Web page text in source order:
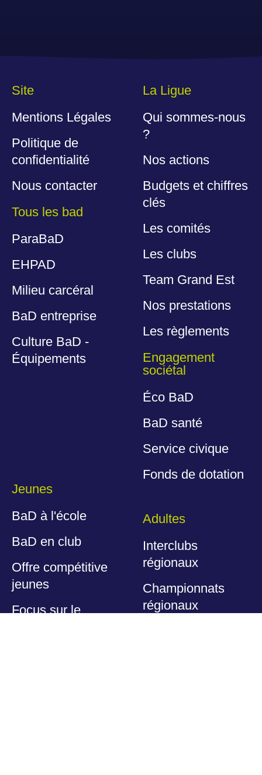
Site
Mentions Légales
Politique de
confidentialité
Nous contacter
Tous les bad
ParaBaD
EHPAD
Milieu carcéral
BaD entreprise
Culture BaD -
Équipements
La Ligue
Qui sommes-nous
?
Nos actions
Budgets et chiffres
clés
Les comités
Les clubs
Team Grand Est
Nos prestations
Les règlements
Engagement
sociétal
Éco BaD
BaD santé
Service civique
Fonds de dotation
Jeunes
BaD à l'école
BaD en club
Offre compétitive
jeunes
Focus sur le
Adultes
Interclubs
régionaux
Championnats
régionaux